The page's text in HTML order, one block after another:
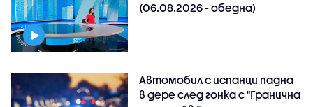
(06.08.2026 - обедна)
Автомобил с испанци падна
в дере след гонка с "Гранична